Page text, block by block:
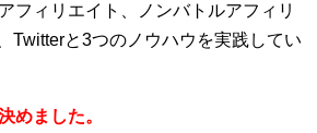
フィリエイト、ノンバトルアフィリ
Twitterと3つのノウハウを実践してい
めました。